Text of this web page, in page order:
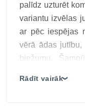
palīdz uzturēt
variantu izvēlas
ar pēc iespējas
vērā ādas jutību,
biežumu.
Rādīt vairāk❯